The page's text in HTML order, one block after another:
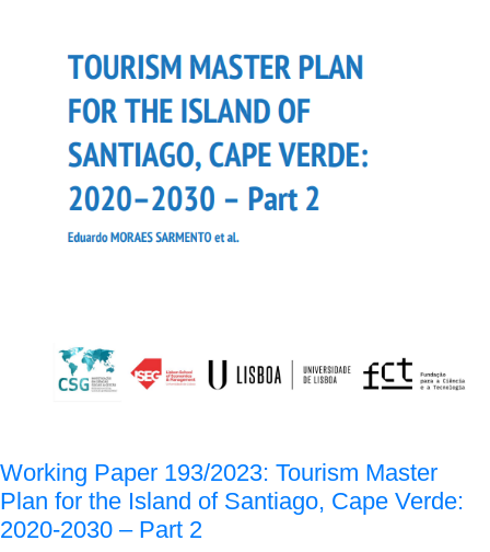
Working Paper 193/2023: Tourism Master
Plan for the Island of Santiago, Cape Verde:
2020-2030 – Part 2